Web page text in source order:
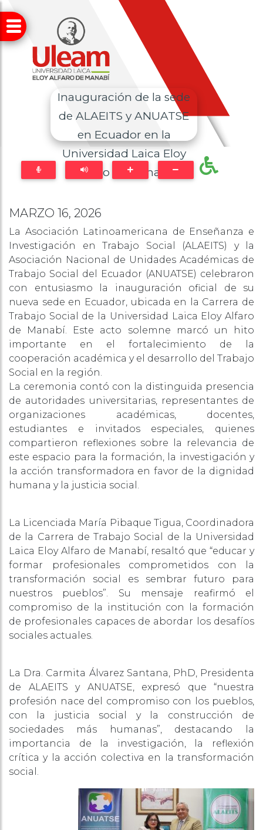
Inauguración de la sede
de ALAEITS y ANUATSE
en Ecuador en la
Universidad Laica Eloy
Alfaro de Manabí
MARZO 16, 2026
La Asociación Latinoamericana de Enseñanza e
Investigación en Trabajo Social (ALAEITS) y la
Asociación Nacional de Unidades Académicas de
Trabajo Social del Ecuador (ANUATSE) celebraron
con entusiasmo la inauguración oficial de su
nueva sede en Ecuador, ubicada en la Carrera de
Trabajo Social de la Universidad Laica Eloy Alfaro
de Manabí. Este acto solemne marcó un hito
importante en el fortalecimiento de la
cooperación académica y el desarrollo del Trabajo
Social en la región.
La ceremonia contó con la distinguida presencia
de autoridades universitarias, representantes de
organizaciones académicas, docentes,
estudiantes e invitados especiales, quienes
compartieron reflexiones sobre la relevancia de
este espacio para la formación, la investigación y
la acción transformadora en favor de la dignidad
humana y la justicia social.
La Licenciada María Pibaque Tigua, Coordinadora
de la Carrera de Trabajo Social de la Universidad
Laica Eloy Alfaro de Manabí, resaltó que “educar y
formar profesionales comprometidos con la
transformación social es sembrar futuro para
nuestros pueblos”. Su mensaje reafirmó el
compromiso de la institución con la formación
de profesionales capaces de abordar los desafíos
sociales actuales.
La Dra. Carmita Álvarez Santana, PhD, Presidenta
de ALAEITS y ANUATSE, expresó que “nuestra
profesión nace del compromiso con los pueblos,
con la justicia social y la construcción de
sociedades más humanas”, destacando la
importancia de la investigación, la reflexión
crítica y la acción colectiva en la transformación
social.